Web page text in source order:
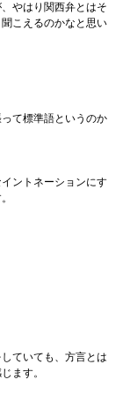
やはり関西弁とはそ
こえるのかなと思い
て標準語というのか
ントネーションにす
ていても、方言とは
ます。